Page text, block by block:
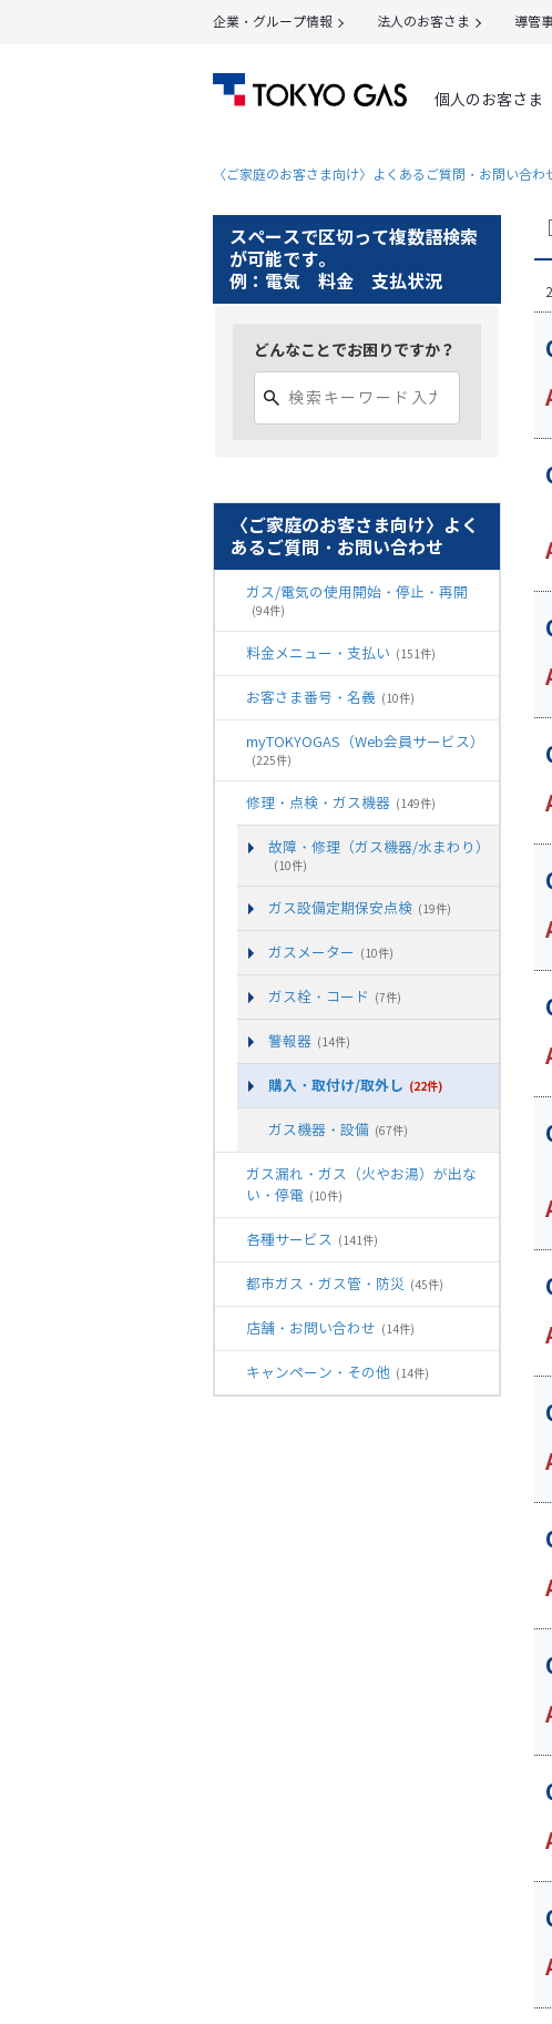
企業・グループ情報 法人のお客さま 導管
個人のお客さま
〈ご家庭のお客さま向け〉よくあるご質問・お問い合わ
スペースで区切って複数語検索
が可能です。
例：電気 料金 支払状況
どんなことでお困りですか？
〈ご家庭のお客さま向け〉よく
あるご質問・お問い合わせ
ガス/電気の使用開始・停止・再開
(94件)
料金メニュー・支払い (151件)
お客さま番号・名義 (10件)
myTOKYOGAS（Web会員サービス）
(225件)
修理・点検・ガス機器 (149件)
故障・修理（ガス機器/水まわり）
(10件)
ガス設備定期保安点検 (19件)
ガスメーター (10件)
ガス栓・コード (7件)
警報器 (14件)
購入・取付け/取外し (22件)
ガス機器・設備 (67件)
ガス漏れ・ガス（火やお湯）が出な
い・停電 (10件)
各種サービス (141件)
都市ガス・ガス管・防災 (45件)
店舗・お問い合わせ (14件)
キャンペーン・その他 (14件)